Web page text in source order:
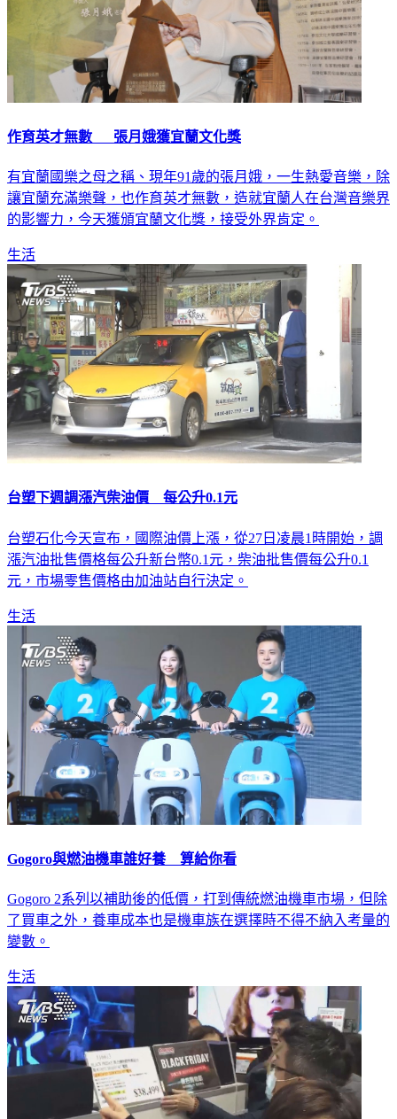
作育英才無數 張月娥獲宜蘭文化獎
有宜蘭國樂之母之稱、現年91歲的張月娥，一生熱愛音樂，除
讓宜蘭充滿樂聲，也作育英才無數，造就宜蘭人在台灣音樂界
的影響力，今天獲頒宜蘭文化獎，接受外界肯定。
生活
台塑下週調漲汽柴油價 每公升0.1元
台塑石化今天宣布，國際油價上漲，從27日凌晨1時開始，調
漲汽油批售價格每公升新台幣0.1元，柴油批售價每公升0.1
元，市場零售價格由加油站自行決定。
生活
Gogoro與燃油機車誰好養 算給你看
Gogoro 2系列以補助後的低價，打到傳統燃油機車市場，但除
了買車之外，養車成本也是機車族在選擇時不得不納入考量的
變數。
生活